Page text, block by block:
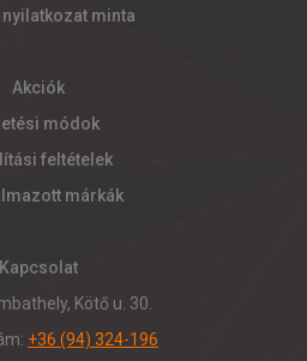
minta
Akciók
módok
feltételek
márkák
Kapcsolat
Kötő u. 30.
+36 (94) 324-196